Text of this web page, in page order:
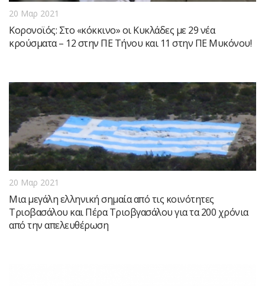
20 Μαρ 2021
Κορονοϊός: Στο «κόκκινο» οι Κυκλάδες με 29 νέα
κρούσματα – 12 στην ΠΕ Τήνου και 11 στην ΠΕ Μυκόνου!
20 Μαρ 2021
Μια μεγάλη ελληνική σημαία από τις κοινότητες
Τριοβασάλου και Πέρα Τριοβγασάλου για τα 200 χρόνια
από την απελευθέρωση